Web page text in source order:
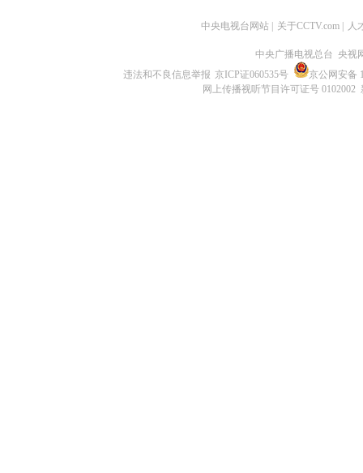
中央电视台网站 关于CCTV.com 人
中央广播电视总台 央视
违法和不良信息举报 京ICP证060535号
京公网安备
网上传播视听节目许可证号 0102002